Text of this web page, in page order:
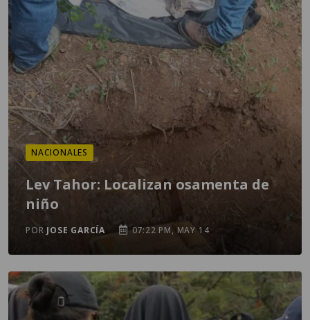
NACIONALES
Lev Tahor: Localizan osamenta de
niño
POR JOSE GARCÍA 07:22 PM, MAY 14